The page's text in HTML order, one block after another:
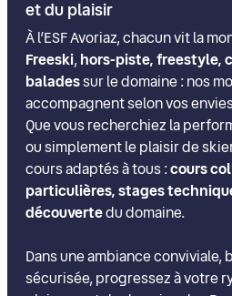
et du plaisir
À l’ESF Avoriaz, chacun vit la
Freeski, hors-piste, freestyle,
baladessur le domaine : nos
accompagnent selon vos
Que vous recherchiez la
ou simplement le plaisir de
cours adaptés à tous :cours
particulières, stages
découvertedu domaine.
Dans une ambiance conviviale,
sécurisée, progressez à votre